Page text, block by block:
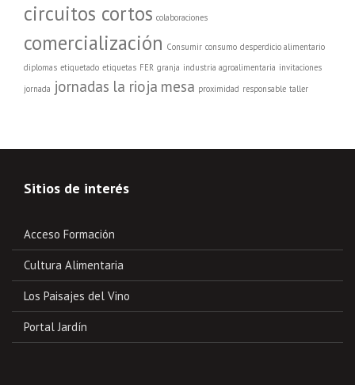
circuitos cortos colaboraciones
comercialización Consumir consumo desperdicio alimentario
diplomas etiquetado etiquetas FER granja industria agroalimentaria invitaciones
jornada jornadas la rioja mesa proximidad responsable taller
Sitios de interés
Acceso Formación
Cultura Alimentaria
Los Paisajes del Vino
Portal Jardín